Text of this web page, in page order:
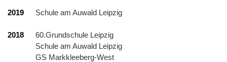
2019 Schule am Auwald Leipzig
2018
60.Grundschule Leipzig
Schule am Auwald Leipzig
GS Markkleeberg-West